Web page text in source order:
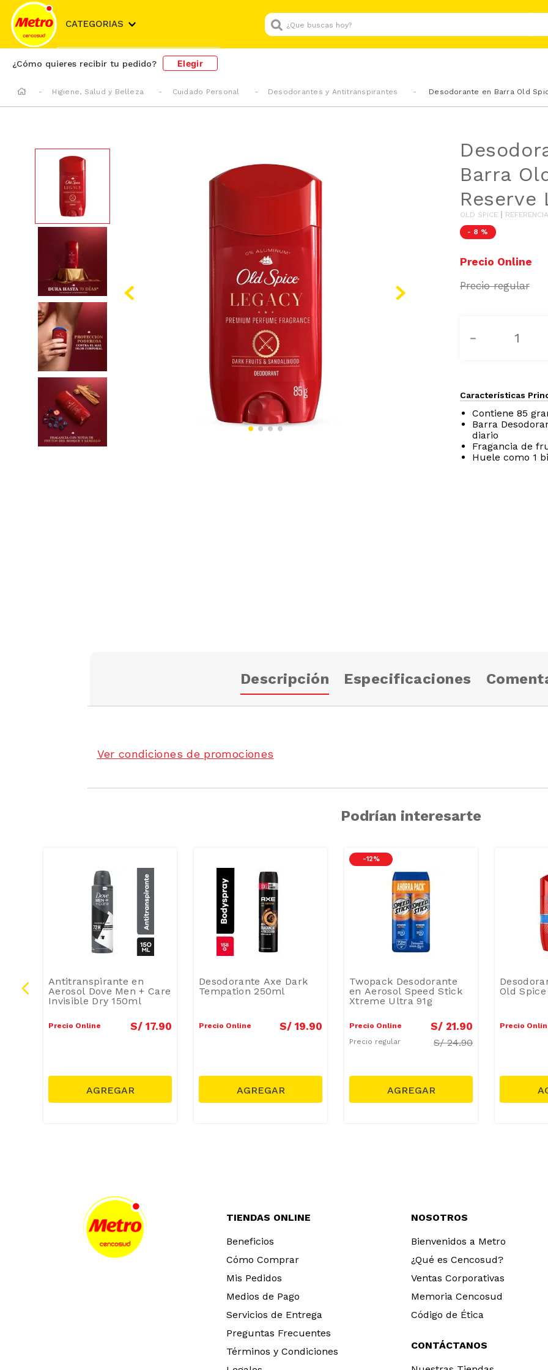
CATEGORIAS
¿Que buscas hoy?
¿Cómo quieres recibir tu pedido? Elegir
Higiene, Salud y Belleza Cuidado Personal Desodorantes y Antitranspirantes Desodorante en Barra Old
Barra
Reserve
OLD SPICE
REFERENCIA
- 8 %
－
Características
Contiene 85
Barra
diario
Fragancia de
Huele como 1
Descripción Especificaciones
Ver condiciones de promociones
Podrían interesarte
Antitranspirante en
Aerosol Dove Men + Care
Invisible Dry 150ml
Precio Online S/ 17.90
Desodorante Axe Dark
Tempation 250ml
Precio Online S/ 19.90
-12 %
Twopack Desodorante
en Aerosol Speed Stick
Xtreme Ultra 91g
Precio Online S/ 21.90
Precio regular S/24.90
Old
Precio
TIENDAS ONLINE
Beneficios
Cómo Comprar
Mis Pedidos
Medios de Pago
Servicios de Entrega
Preguntas Frecuentes
Términos y Condiciones
NOSOTROS
Bienvenidos a Metro
¿Qué es Cencosud?
Ventas Corporativas
Memoria Cencosud
Código de Ética
CONTÁCTANOS